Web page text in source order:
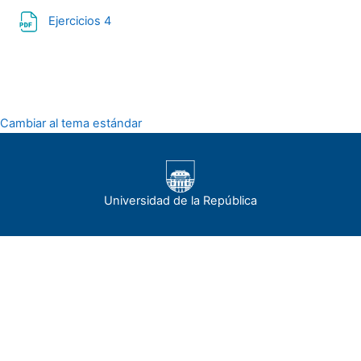
Ejercicios 4
Cambiar al tema estándar
Universidad de la República